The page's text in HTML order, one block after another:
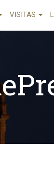
VISITAS